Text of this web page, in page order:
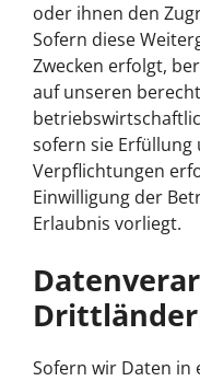
oder ihnen den
Sofern diese
Zwecken erfolgt,
auf unseren
sofern sie
Verpflichtungen
Einwilligung der
Erlaubnis vorliegt.
Sofern wir Daten in